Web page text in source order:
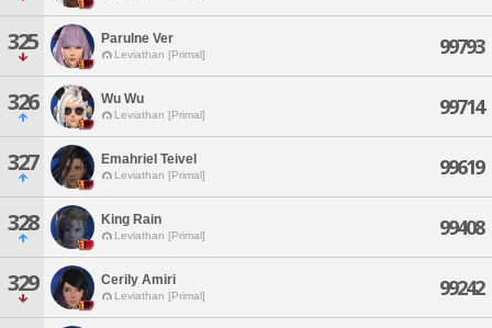
325 Parulne Ver
Leviathan [Primal] 99793
326 Wu Wu
Leviathan [Primal] 99714
327 Emahriel Teivel
Leviathan [Primal] 99619
328 King Rain
Leviathan [Primal] 99408
329 Cerily Amiri
Leviathan [Primal] 99242